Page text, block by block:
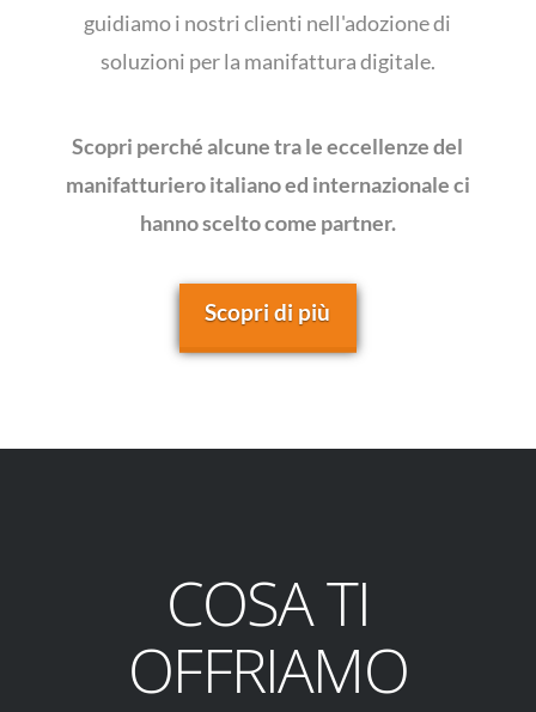
guidiamo i nostri clienti nell'adozione di
soluzioni per la manifattura digitale.
Scopri perché alcune tra le eccellenze del
manifatturiero italiano ed internazionale ci
hanno scelto come partner.
Scopri di più
COSA TI
OFFRIAMO